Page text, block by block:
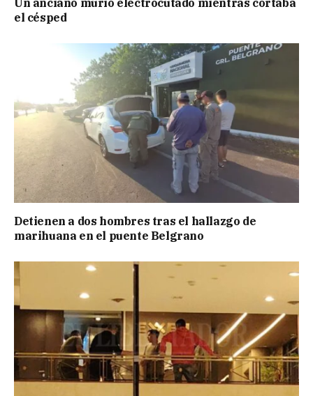
el césped
Detienen a dos hombres tras el hallazgo de
marihuana en el puente Belgrano